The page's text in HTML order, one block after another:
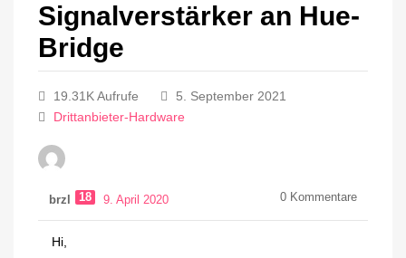
Signalverstärker an Hue-
Bridge
19.31K Aufrufe
5. September 2021
Drittanbieter-Hardware
brzl 18 9. April 2020 0 Kommentare
Hi,